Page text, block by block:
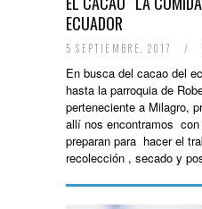
ECUADOR
5 SEPTIEMBRE, 2017 /
En busca del cacao del
hasta la parroquia de
perteneciente a Milagro,
allí nos encontramos
preparan para hacer el
recolección , secado y